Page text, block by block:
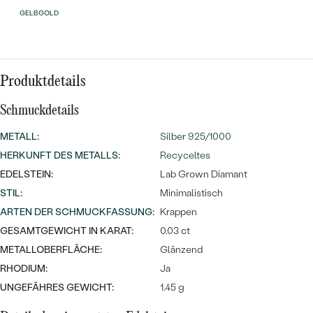
Wave Kollektion
ANSEHEN
NACH DER FARBE
MASSGEFERTIGTER
DIAMANTEN
Personalisierte
Halsketten
Ringe
GELBGOLD
Produktdetails
Schmuckdetails
METALL:
Silber 925/1000
HERKUNFT DES METALLS:
Recyceltes
EDELSTEIN:
Lab Grown Diamant
STIL:
Minimalistisch
ARTEN DER SCHMUCKFASSUNG: Krappen
GESAMTGEWICHT IN KARAT:
0.03 ct
METALLOBERFLÄCHE:
Glänzend
RHODIUM:
Ja
UNGEFÄHRES GEWICHT:
1.45 g